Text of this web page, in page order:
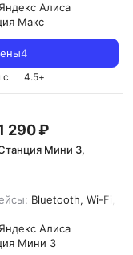
Яндекс Алиса
Макс
4
с 4.5+
290 ₽
Мини 3,
Bluetooth, Wi-Fi,
Яндекс Алиса
Мини 3